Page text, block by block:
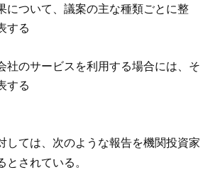
について、議案の主な種類ごとに整
する
社のサービスを利用する場合には、そ
する
しては、次のような報告を機関投資家
とされている。